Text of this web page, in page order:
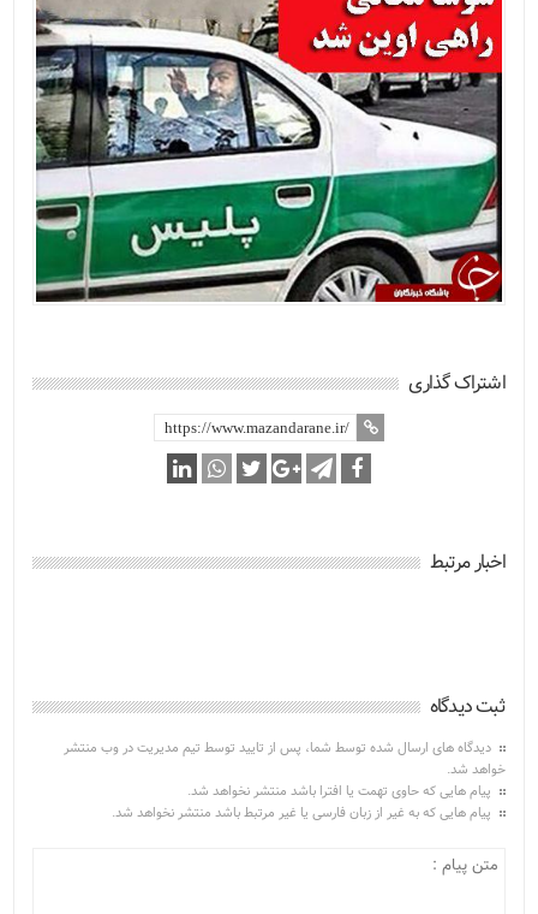
اشتراک گذاری
اخبار مرتبط
ثبت دیدگاه
دیدگاه های ارسال شده توسط شما، پس از تایید توسط تیم مدیریت در وب منتشر
خواهد شد.
پیام هایی که حاوی تهمت یا افترا باشد منتشر نخواهد شد.
پیام هایی که به غیر از زبان فارسی یا غیر مرتبط باشد منتشر نخواهد شد.